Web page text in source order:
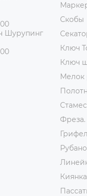
Шурупинг
Скобы
Ключ
Ключ
Мелок
Фреза.
Киянка